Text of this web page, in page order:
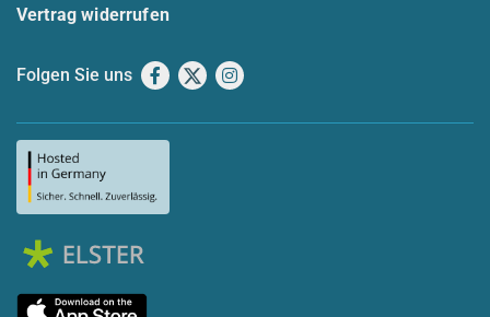
Vertrag widerrufen
Folgen Sie uns Facebook
X Instagram